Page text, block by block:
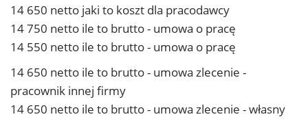
14 650 netto jaki to koszt dla pracodawcy
14 750 netto ile to brutto - umowa o pracę
14 550 netto ile to brutto - umowa o pracę
14 650 netto ile to brutto - umowa zlecenie -
pracownik innej firmy
14 650 netto ile to brutto - umowa zlecenie - własny